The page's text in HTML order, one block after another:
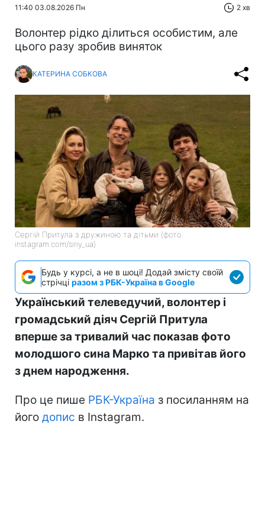
11:40 03.08.2026 Пн 2 хв
Волонтер рідко ділиться особистим, але
цього разу зробив виняток
КАТЕРИНА СОБКОВА
Сергій Притула з дружиною та дітьми (фото:
instagram.com/siriy_ua)
Будь у курсі, а не в шоці! Додай змісту своїй
стрічці разом з РБК-Україна в Google
Український телеведучий, волонтер і
громадський діяч Сергій Притула
вперше за тривалий час показав фото
молодшого сина Марко та привітав його
з днем народження.
Про це пише РБК-Україна з посиланням на
його допис в Instagram.